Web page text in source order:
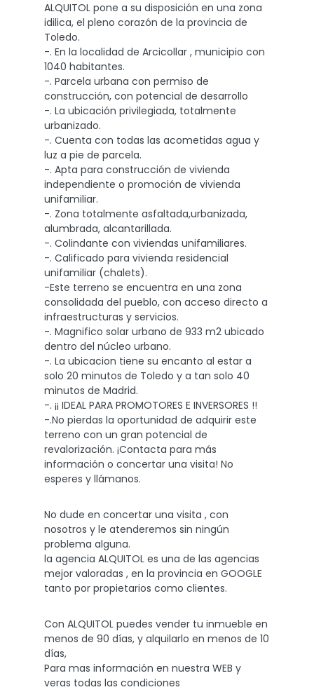
ALQUITOL pone a su disposición en una zona
idilica, el pleno corazón de la provincia de
Toledo.
-. En la localidad de Arcicollar , municipio con
1040 habitantes.
-. Parcela urbana con permiso de
construcción, con potencial de desarrollo
-. La ubicación privilegiada, totalmente
urbanizado.
-. Cuenta con todas las acometidas agua y
luz a pie de parcela.
-. Apta para construcción de vivienda
independiente o promoción de vivienda
unifamiliar.
-. Zona totalmente asfaltada,urbanizada,
alumbrada, alcantarillada.
-. Colindante con viviendas unifamiliares.
-. Calificado para vivienda residencial
unifamiliar (chalets).
-Este terreno se encuentra en una zona
consolidada del pueblo, con acceso directo a
infraestructuras y servicios.
-. Magnifico solar urbano de 933 m2 ubicado
dentro del núcleo urbano.
-. La ubicacion tiene su encanto al estar a
solo 20 minutos de Toledo y a tan solo 40
minutos de Madrid.
-. ¡¡ IDEAL PARA PROMOTORES E INVERSORES !!
-.No pierdas la oportunidad de adquirir este
terreno con un gran potencial de
revalorización. ¡Contacta para más
información o concertar una visita! No
esperes y llámanos.
No dude en concertar una visita , con
nosotros y le atenderemos sin ningún
problema alguna.
la agencia ALQUITOL es una de las agencias
mejor valoradas , en la provincia en GOOGLE
tanto por propietarios como clientes.
Con ALQUITOL puedes vender tu inmueble en
menos de 90 días, y alquilarlo en menos de 10
días,
Para mas información en nuestra WEB y
veras todas las condiciones